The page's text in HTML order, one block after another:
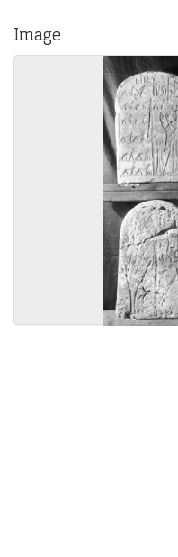
Image